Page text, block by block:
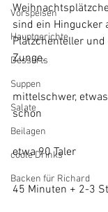
Vorspeisen
Hauptgerichte
Desserts
Suppen
Salate
Beilagen
coole Drinks
Backen für Richard
sind ein Hingucker
Plätzchenteller
Zunge.
mittelschwer,
schon
etwa 90 Taler
45 Minuten + 2-3